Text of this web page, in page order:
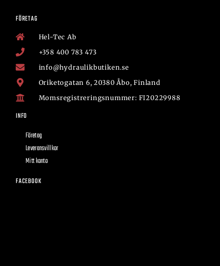
FÖRETAG
Hel-Tec Ab
+358 400 783 473
info@hydraulikbutiken.se
Oriketogatan 6, 20380 Åbo, Finland
Momsregistreringsnummer: FI20229988
INFO
Företag
Leveransvillkor
Mitt konto
FACEBOOK